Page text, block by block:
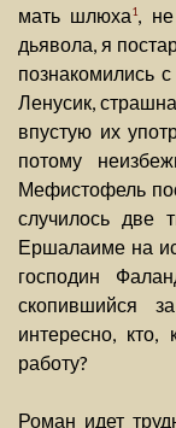
мать шлюха1,
дьявола, я
познакомились
Ленусик,
впустую их
потому
Мефистофель
случилось две
Ершалаиме на
господин
скопившийся
интересно, кто,
работу?
Роман идет